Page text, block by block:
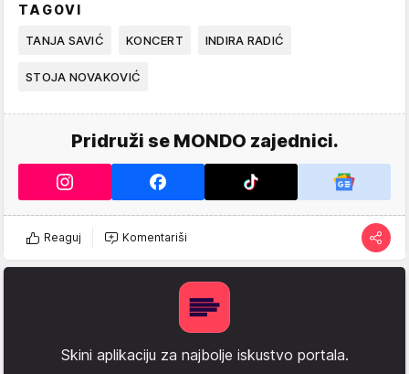
TAGOVI
TANJA SAVIĆ KONCERT INDIRA RADIĆ
STOJA NOVAKOVIĆ
Pridruži se MONDO zajednici.
Reaguj Komentariši
Skini aplikaciju za najbolje iskustvo portala.